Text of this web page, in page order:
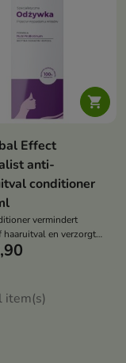

Effect
anti-
conditioner
vermindert
haaruitval en verzorgt
item(s)